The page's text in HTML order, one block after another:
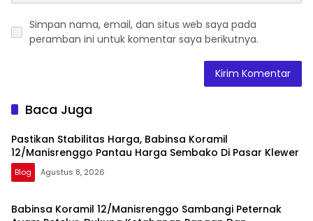
Simpan nama, email, dan situs web saya pada
peramban ini untuk komentar saya berikutnya.
Baca Juga
Pastikan Stabilitas Harga, Babinsa Koramil
12/Manisrenggo Pantau Harga Sembako Di Pasar Klewer
Blog Agustus 8, 2026
Babinsa Koramil 12/Manisrenggo Sambangi Peternak